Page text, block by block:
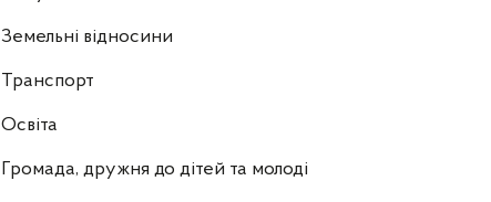
Земельні відносини
Транспорт
Освіта
Громада, дружня до дітей та молоді